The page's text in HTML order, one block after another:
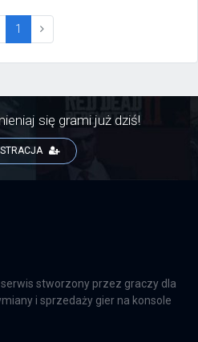
1 (current)
się grami już dziś!
stworzony przez graczy dla
i sprzedaży gier na konsole